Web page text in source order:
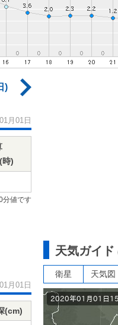
)
月01日
時)
分値です
月01日
(cm)
天気ガイド
衛星 天気図